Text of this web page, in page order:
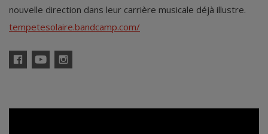
nouvelle direction dans leur carrière musicale déjà illustre.
tempetesolaire.bandcamp.com/